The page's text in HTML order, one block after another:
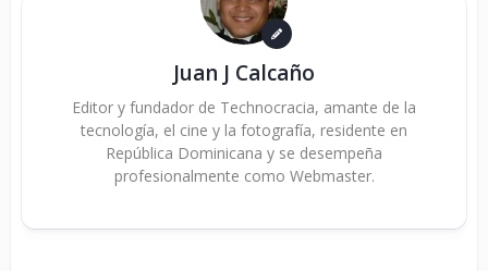
Juan J Calcaño
Editor y fundador de Technocracia, amante de la
tecnología, el cine y la fotografía, residente en
República Dominicana y se desempeña
profesionalmente como Webmaster.